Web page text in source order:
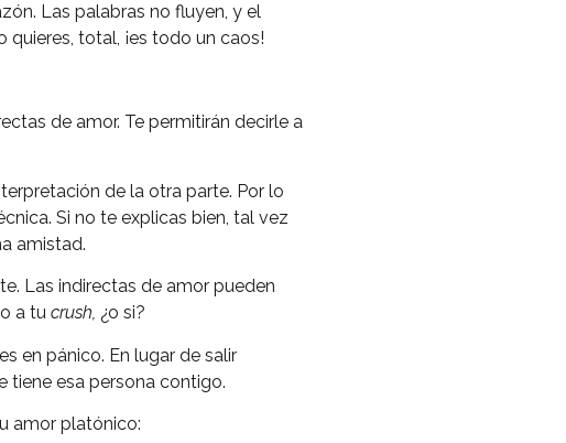
Las palabras no fluyen, y el
total, ¡es todo un caos!
de amor. Te permitirán decirle a
de la otra parte. Por lo
Si no te explicas bien, tal vez
amistad.
Las indirectas de amor pueden
a tu crush, ¿o si?
en pánico. En lugar de salir
tiene esa persona contigo.
amor platónico: